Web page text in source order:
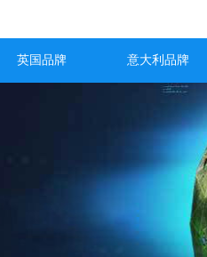
英国品牌 意大利品牌